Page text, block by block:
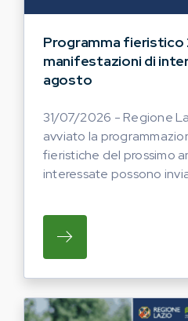
Programma fieristico
manifestazioni di
agosto
31/07/2026 - Regione
avviato la
fieristiche del prossimo
interessate possono
SU REGIONE